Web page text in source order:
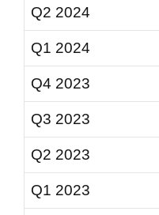
Q2 2024
Q1 2024
Q4 2023
Q3 2023
Q2 2023
Q1 2023